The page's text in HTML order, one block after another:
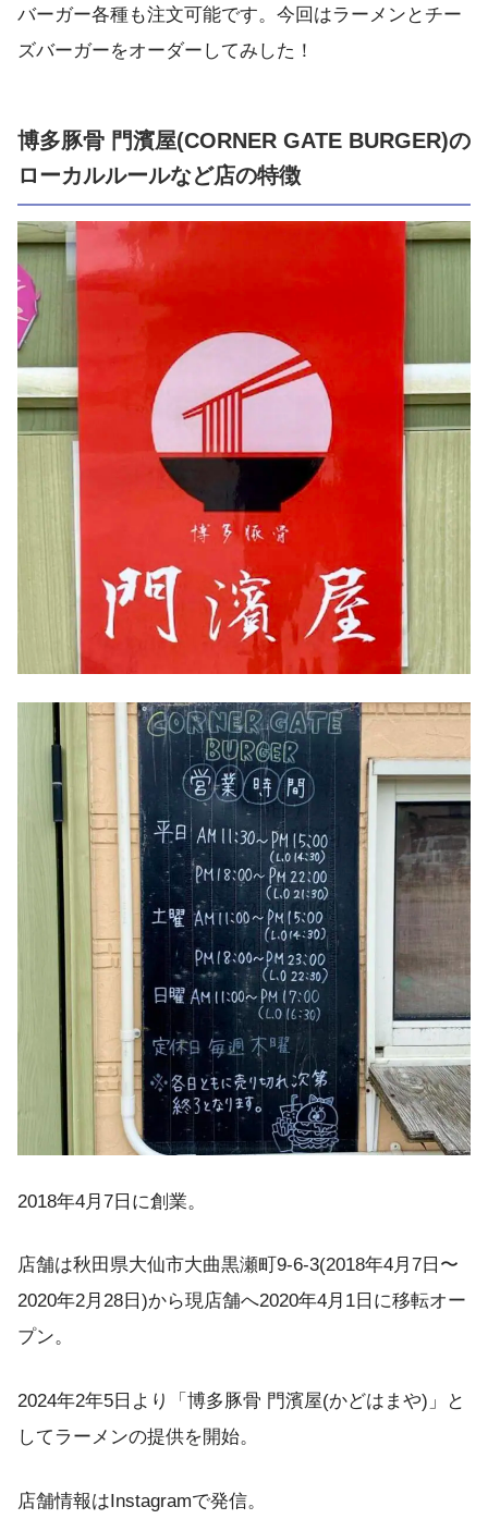
バーガー各種も注文可能です。今回はラーメンとチー
ズバーガーをオーダーしてみした！
博多豚骨 門濱屋(CORNER GATE BURGER)の
ローカルルールなど店の特徴
2018年4月7日に創業。
店舗は秋田県大仙市大曲黒瀬町9-6-3(2018年4月7日〜
2020年2月28日)から現店舗へ2020年4月1日に移転オー
プン。
2024年2年5日より「博多豚骨 門濱屋(かどはまや)」と
してラーメンの提供を開始。
店舗情報はInstagramで発信。